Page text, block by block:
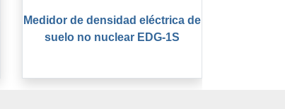
Medidor de densidad eléctrica de
suelo no nuclear EDG-1S